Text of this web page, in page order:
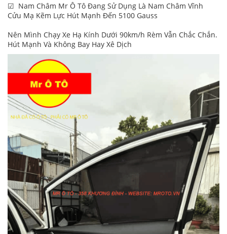
☑ Nam Châm Mr Ô Tô Đang Sử Dụng Là Nam Châm Vĩnh
Cửu Mạ Kẽm Lực Hút Mạnh Đến 5100 Gauss
Nên Mình Chạy Xe Hạ Kính Dưới 90km/h Rèm Vẫn Chắc Chắn.
Hút Mạnh Và Không Bay Hay Xê Dịch